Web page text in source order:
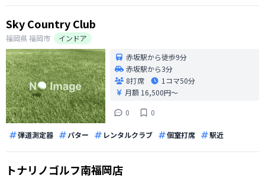
Sky Country Club
福岡県福岡市
インドア
赤坂駅から徒歩9分
赤坂駅から3分
8打席
1コマ50分
月額 16,500円〜
0
0
弾道測定器 パター レンタルクラブ 個室打席 駅近
トナリノゴルフ南福岡店